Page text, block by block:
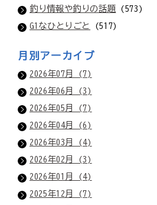
釣り情報や釣りの話題 (573)
G1なひとりごと
(517)
月別アーカイブ
2026年07月 (7)
2026年06月 (3)
2026年05月 (7)
2026年04月 (6)
2026年03月 (4)
2026年02月 (3)
2026年01月 (4)
2025年12月 (7)